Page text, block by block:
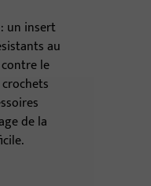
un insert
au
le
de la